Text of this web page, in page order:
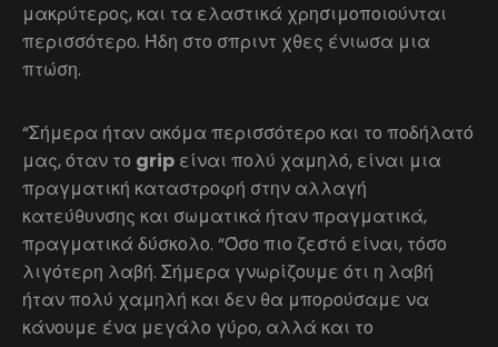
μακρύτερος, και τα ελαστικά χρησιμοποιούνται
περισσότερο. Ήδη στο σπριντ χθες ένιωσα μια
πτώση.
“Σήμερα ήταν ακόμα περισσότερο και το ποδήλατό
μας, όταν το grip είναι πολύ χαμηλό, είναι μια
πραγματική καταστροφή στην αλλαγή
κατεύθυνσης και σωματικά ήταν πραγματικά,
πραγματικά δύσκολο. “Όσο πιο ζεστό είναι, τόσο
λιγότερη λαβή. Σήμερα γνωρίζουμε ότι η λαβή
ήταν πολύ χαμηλή και δεν θα μπορούσαμε να
κάνουμε ένα μεγάλο γύρο, αλλά και το